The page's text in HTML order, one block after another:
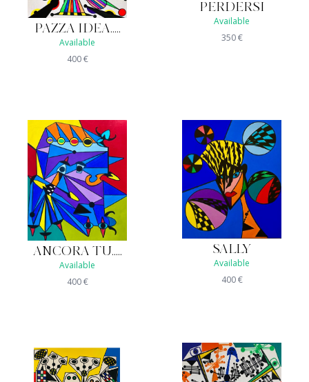
PAZZA IDEA.....
Available
400€
PERDERSI
Available
350€
ANCORA TU.....
Available
400€
SALLY
Available
400€